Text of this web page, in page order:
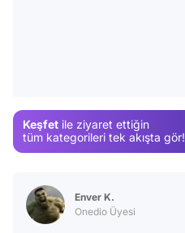
Keşfet ile ziyaret ettiğin
tüm kategorileri tek akışta gör!
Enver K.
Onedio Üyesi